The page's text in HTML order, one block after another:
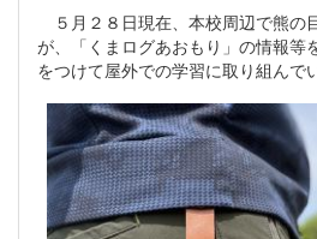
５月２８日現在、本校周辺で熊の
が、「くまログあおもり」の情報等
をつけて屋外での学習に取り組んで